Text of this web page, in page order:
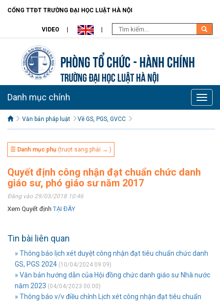
CỔNG TTĐT TRƯỜNG ĐẠI HỌC LUẬT HÀ NỘI
VIDEO
Phòng Tổ chức - Hành chính
TRƯỜNG ĐẠI HỌC LUẬT HÀ NỘI
Toggle
Danh mục chính
Văn bản pháp luật Về GS, PGS, GVCC
☰ Danh mục phụ (trượt sang phải → )
Quyết định công nhận đạt chuẩn chức danh
giáo sư, phó giáo sư năm 2017
Đăng vào 29/03/2018 10:46
Xem Quyết địnhTẠI ĐÂY
Tin bài liên quan
» Thông báo lịch xét duyệt công nhận đạt tiêu chuẩn chức danh
GS, PGS 2024 (10/04/2024 09:09)
» Văn bản hướng dẫn của Hội đồng chức danh giáo sư Nhà nước
năm 2023 (04/04/2023 00:00)
» Thông báo v/v điều chỉnh Lịch xét công nhận đạt tiêu chuẩn